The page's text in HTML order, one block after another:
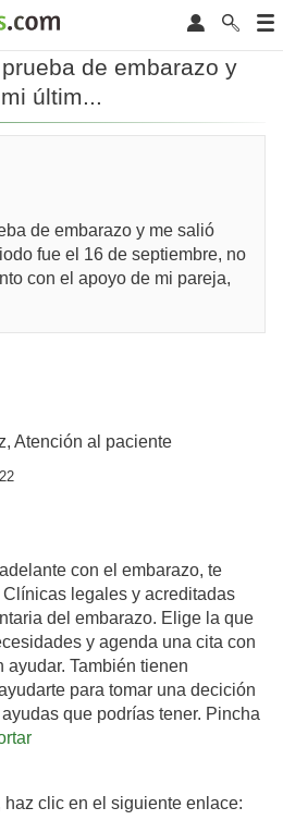
de embarazo y
últim...
de embarazo y me salió
fue el 16 de septiembre, no
con el apoyo de mi pareja,
Atención al paciente
con el embarazo, te
legales y acreditadas
del embarazo. Elige la que
y agenda una cita con
También tienen
para tomar una decición
que podrías tener. Pincha
clic en el siguiente enlace: